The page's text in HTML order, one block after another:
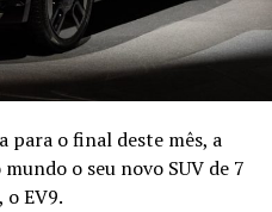
para o final deste mês, a
o seu novo SUV de 7
EV9.